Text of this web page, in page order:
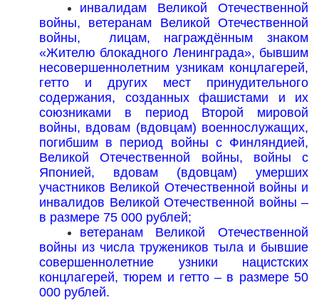
инвалидам Великой Отечественной
войны, ветеранам Великой Отечественной
войны, лицам, награждённым знаком
«Жителю блокадного Ленинграда», бывшим
несовершеннолетним узникам концлагерей,
гетто и других мест принудительного
содержания, созданных фашистами и их
союзниками в период Второй мировой
войны, вдовам (вдовцам) военнослужащих,
погибшим в период войны с Финляндией,
Великой Отечественной войны, войны с
Японией, вдовам (вдовцам) умерших
участников Великой Отечественной войны и
инвалидов Великой Отечественной войны –
в размере 75 000 рублей;
ветеранам Великой Отечественной
войны из числа тружеников тыла и бывшие
совершеннолетние узники нацистских
концлагерей, тюрем и гетто – в размере 50
000 рублей.